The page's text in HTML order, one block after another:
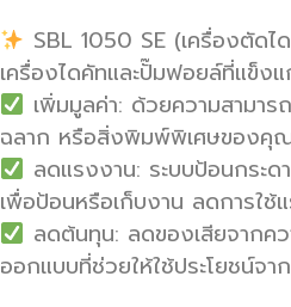
SBL 1050 SE (เครื่องตัด
เครื่องไดคัทและปั๊มฟอยล์ที่แข็ง
เพิ่มมูลค่า: ด้วยความสามา
ฉลาก หรือสิ่งพิมพ์พิเศษของคุณ
ลดแรงงาน: ระบบป้อนกระ
เพื่อป้อนหรือเก็บงาน ลดการใ
ลดต้นทุน: ลดของเสียจากค
ออกแบบที่ช่วยให้ใช้ประโยชน์จา